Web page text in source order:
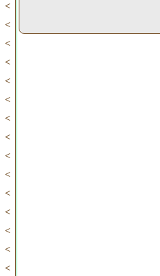
>
>
>
>
>
>
>
>
>
>
>
>
>
>
>